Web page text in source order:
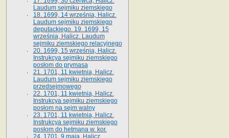
Laudum sejmiku ziemskiego
18. 1699, 14 września, Halicz.
Laudum sejmiku ziemskiego
deputackiego. 19. 1699, 15
września, Halicz. Laudum
sejmiku ziemskiego relacyjnego
20. 1699, 15 września, Halicz.
Instrukcya sejmiku ziemskiego
posłom do prymasa
21. 1701, 11 kwietnia, Halicz.
Laudum sejmiku ziemskiego
przedsejmowego
22. 1701, 11 kwietnia, Halicz.
Instrukcya sejmiku ziemskiego
posłom na sejm walny
23. 1701, 11 kwietnia, Halicz.
Instrukcya sejmiku ziemskiego
posłom do hetmana w. kor.
24. 1701, 9 maja, Halicz.